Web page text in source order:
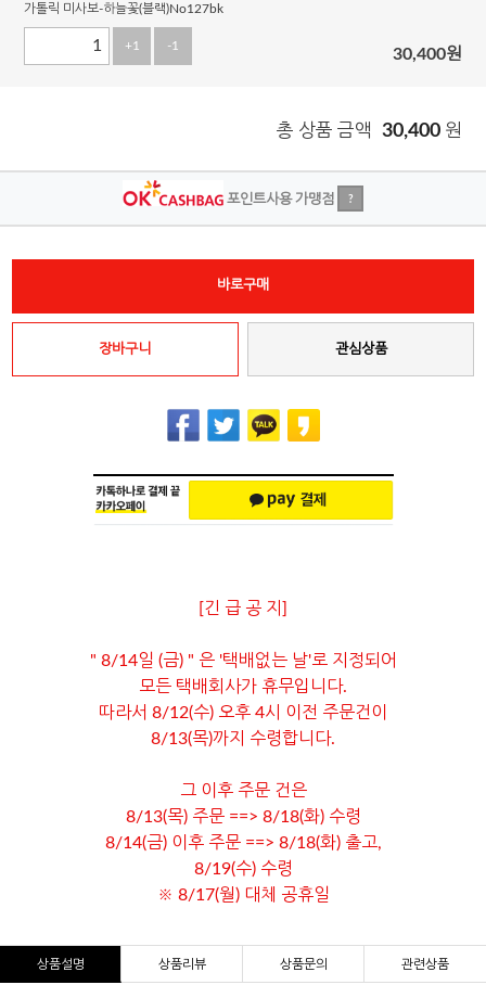
가톨릭 미사보-하늘꽃(블랙)No127bk
+1 -1 30,400원
총 상품 금액 30,400 원
포인트사용 가맹점 ?
바로구매
장바구니 관심상품
[긴 급 공 지]
" 8/14일 (금) " 은 '택배없는 날'로 지정되어
모든 택배회사가 휴무입니다.
따라서 8/12(수) 오후 4시 이전 주문건이
8/13(목)까지 수령합니다.
그 이후 주문 건은
8/13(목) 주문 ==> 8/18(화) 수령
8/14(금) 이후 주문 ==> 8/18(화) 출고,
8/19(수) 수령
※ 8/17(월) 대체 공휴일
상품설명 상품리뷰 상품문의 관련상품